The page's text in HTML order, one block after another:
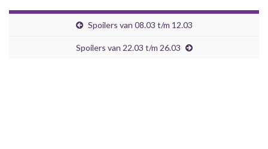
Spoilers van 08.03 t/m 12.03
Spoilers van 22.03 t/m 26.03